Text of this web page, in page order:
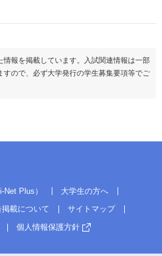
情報を掲載しています。入試関連情報は一部
すので、必ず大学発行の学生募集要項等でご
Plus）
大学生の方へ
掲載について
サイトマップ
個人情報保護方針